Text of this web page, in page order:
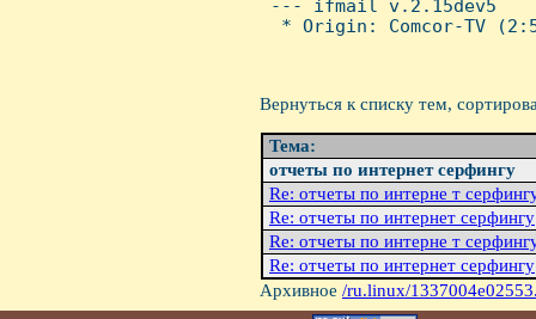
--- ifmail v.2.15dev5
* Origin: Comcor-TV
Вернуться к списку тем,
Тема:
отчеты по интернет серфингу
Re: отчеты по интерне т
Re: отчеты по интернет серфингу
Re: отчеты по интерне т
Re: отчеты по интернет серфингу
Архивное /ru.linux/